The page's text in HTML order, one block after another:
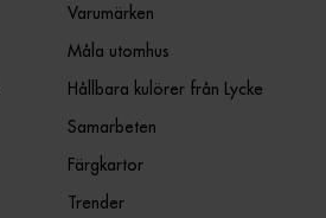
Varumärken
Måla utomhus
Hållbara kulörer från Lycke
Samarbeten
Färgkartor
Trender